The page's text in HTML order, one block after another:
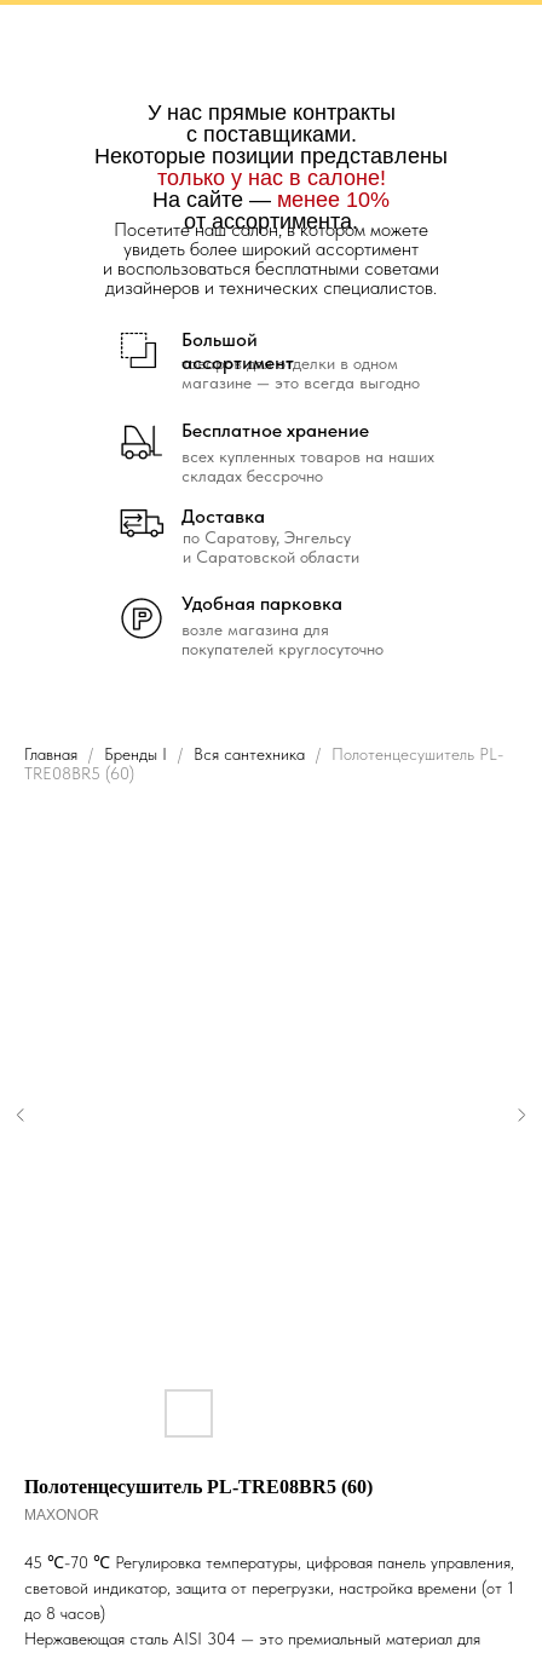
возле магазина для
покупателей круглосуточно
Удобная парковка
всех купленных товаров на наших
складах бессрочно
Бесплатное хранение
товаров для отделки в одном
магазине — это всегда выгодно
Большой
ассортимент
по Саратову, Энгельсу
и Саратовской области
Доставка
У нас прямые контракты
с поставщиками.
Некоторые позиции представлены
только у нас в салоне!
На сайте — менее 10%
от ассортимента.
Посетите наш салон, в котором можете
увидеть более широкий ассортимент
и воспользоваться бесплатными советами
дизайнеров и технических специалистов.
Главная Бренды I Вся сантехника
Полотенцесушитель PL-
TRE08BR5 (60)
Полотенцесушитель PL-TRE08BR5 (60)
MAXONOR
45 ℃-70 ℃ Регулировка температуры, цифровая панель управления,
световой индикатор, защита от перегрузки, настройка времени (от 1
до 8 часов)
Нержавеющая сталь AISI 304 — это премиальный материал для